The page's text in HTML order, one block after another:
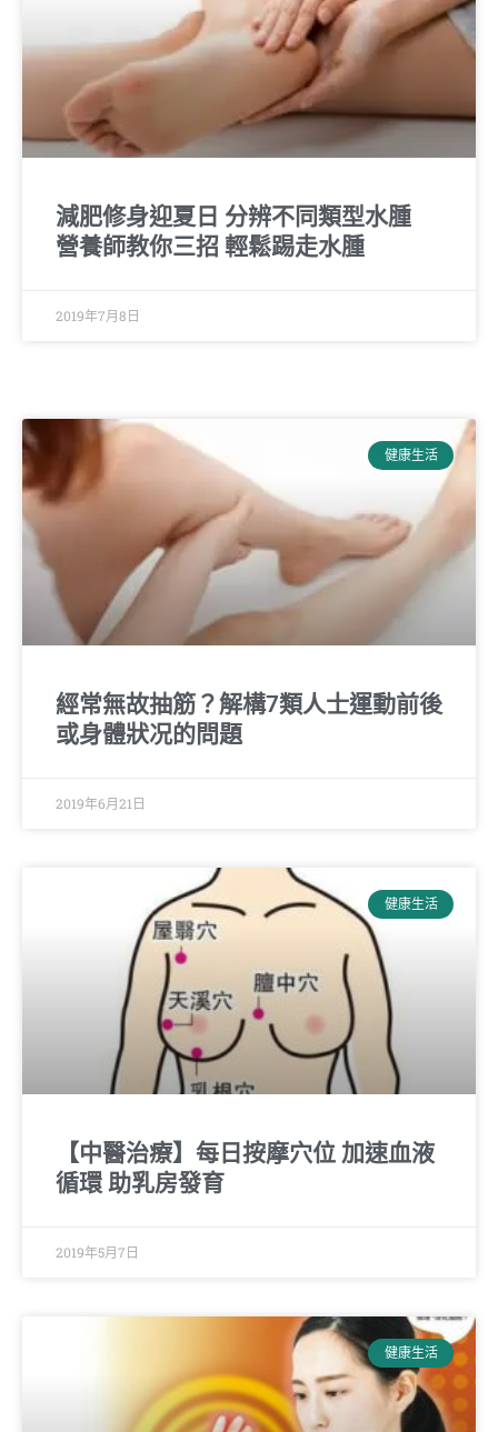
減肥修身迎夏日 分辨不同類型水腫
營養師教你三招 輕鬆踢走水腫
2019年7月8日
健康生活
經常無故抽筋？解構7類人士運動前後
或身體狀况的問題
2019年6月21日
健康生活
【中醫治療】每日按摩穴位 加速血液
循環 助乳房發育
2019年5月7日
健康生活